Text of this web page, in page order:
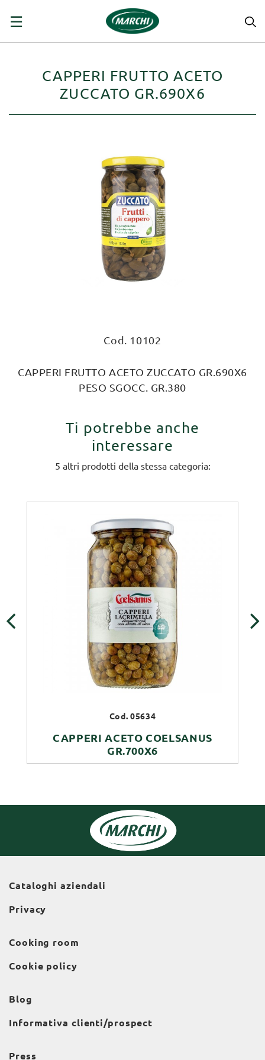
navigazione
☰
CAPPERI FRUTTO ACETO
ZUCCATO GR.690X6
Cod. 10102
CAPPERI FRUTTO ACETO ZUCCATO GR.690X6
PESO SGOCC. GR.380
Ti potrebbe anche
interessare
5 altri prodotti della stessa categoria:
Cod. 05634
CAPPERI ACETO COELSANUS
GR.700X6
Cataloghi aziendali
Privacy
Cooking room
Cookie policy
Blog
Informativa clienti/prospect
Press